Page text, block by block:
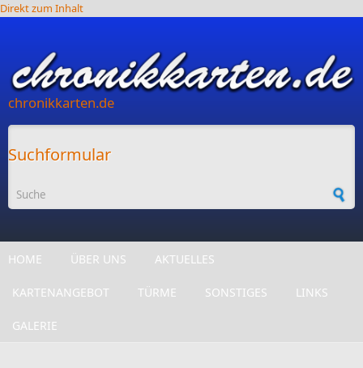
Direkt zum Inhalt
chronikkarten.de
Suchformular
HOME ÜBER UNS AKTUELLES
KARTENANGEBOT TÜRME SONSTIGES LINKS
GALERIE